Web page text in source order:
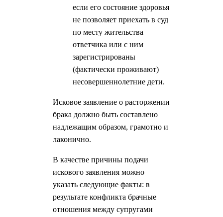
если его состояние здоровья
не позволяет приехать в суд
по месту жительства
ответчика или с ним
зарегистрированы
(фактически проживают)
несовершеннолетние дети.
Исковое заявление о расторжении
брака должно быть составлено
надлежащим образом, грамотно и
лаконично.
В качестве причины подачи
искового заявления можно
указать следующие факты: в
результате конфликта брачные
отношения между супругами